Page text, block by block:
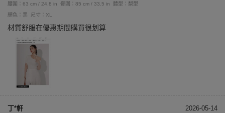
腰圍：63 cm / 24.8 in
臀圍：85 cm / 33.5 in
體型：梨型
顏色：黑
尺寸：XL
材質舒服在優惠期間購買很划算
丁*軒 2026-05-14